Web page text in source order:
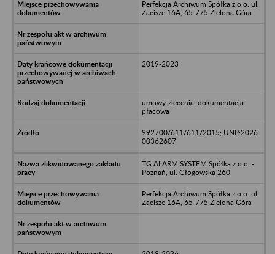
Perfekcja Archiwum Spółka z o.o. ul.
Zacisze 16A, 65-775 Zielona Góra
2019-2023
umowy-zlecenia; dokumentacja
płacowa
992700/611/611/2015; UNP:2026-
00362607
TG ALARM SYSTEM Spółka z o.o. -
Poznań, ul. Głogowska 260
Perfekcja Archiwum Spółka z o.o. ul.
Zacisze 16A, 65-775 Zielona Góra